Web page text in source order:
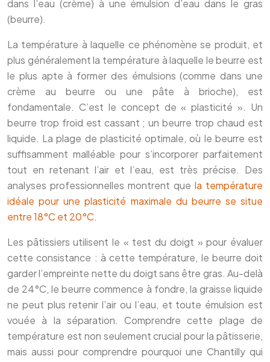
dans l’eau (crème) à une émulsion d’eau dans le gras
(beurre).
La température à laquelle ce phénomène se produit, et
plus généralement la température à laquelle le beurre est
le plus apte à former des émulsions (comme dans une
crème au beurre ou une pâte à brioche), est
fondamentale. C’est le concept de « plasticité ». Un
beurre trop froid est cassant ; un beurre trop chaud est
liquide. La plage de plasticité optimale, où le beurre est
suffisamment malléable pour s’incorporer parfaitement
tout en retenant l’air et l’eau, est très précise. Des
analyses professionnelles montrent que la température
idéale pour une plasticité maximale du beurre se situe
entre 18°C et 20°C.
Les pâtissiers utilisent le « test du doigt » pour évaluer
cette consistance : à cette température, le beurre doit
garder l’empreinte nette du doigt sans être gras. Au-delà
de 24°C, le beurre commence à fondre, la graisse liquide
ne peut plus retenir l’air ou l’eau, et toute émulsion est
vouée à la séparation. Comprendre cette plage de
température est non seulement crucial pour la pâtisserie,
mais aussi pour comprendre pourquoi une Chantilly qui